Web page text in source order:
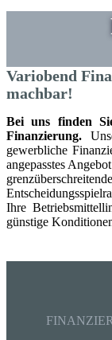
Variobend
machbar!
Bei uns finden
Finanzierung.
gewerbliche
angepasstes
Ihre
günstige